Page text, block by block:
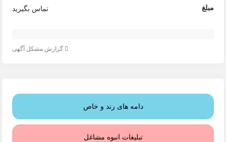
مبلغ تماس بگیرید
گزارش مشکل آگهی
دامه های رند و خاص
تبلیغات انبوه مشاغل